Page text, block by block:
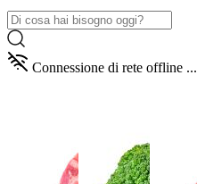
Connessione di rete offline ...